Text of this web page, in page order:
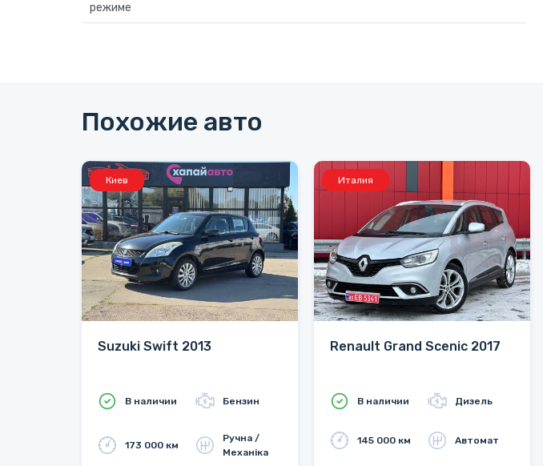
режиме
Похожие авто
Киев
Suzuki Swift 2013
В наличии Бензин
173 000 км
Ручна /
Механіка
Италия
Renault Grand Scenic 2017
В наличии Дизель
145 000 км Автомат